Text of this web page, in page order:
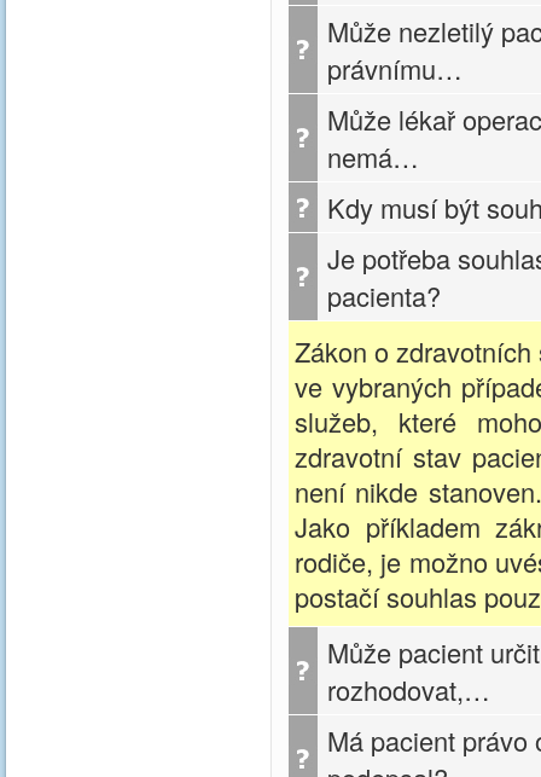
Může nezletilý
právnímu…
Může lékař
nemá…
Kdy musí být
Je potřeba
pacienta?
Zákon o
ve vybraných
služeb, které
zdravotní stav
není nikde
Jako příkladem
rodiče, je možno
postačí souhlas
Může pacient
rozhodovat,…
Má pacient právo